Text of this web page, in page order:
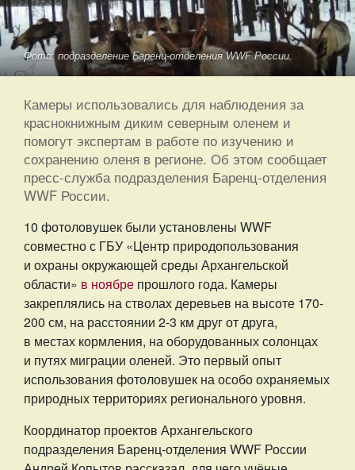
Фото: подразделение Баренц-отделения WWF России.
Камеры использовались для наблюдения за
краснокнижным диким северным оленем и
помогут экспертам в работе по изучению и
сохранению оленя в регионе. Об этом сообщает
пресс-служба подразделения Баренц-отделения
WWF России.
10 фотоловушек были установлены WWF
совместно с ГБУ «Центр природопользования
и охраны окружающей среды Архангельской
области» в ноябре прошлого года. Камеры
закреплялись на стволах деревьев на высоте 170-
200 см, на расстоянии 2-3 км друг от друга,
в местах кормления, на оборудованных солонцах
и путях миграции оленей. Это первый опыт
использования фотоловушек на особо охраняемых
природных территориях регионального уровня.
Координатор проектов Архангельского
подразделения Баренц-отделения WWF России